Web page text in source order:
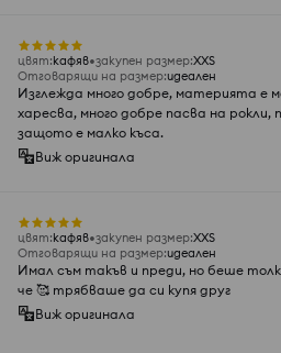
цвят:кaфяв закупен размер:XXS
Отговарящи на размер:идеален
Изглежда много добре, материята е
харесва, много добре пасва на рокли,
защото е малко къса.
Виж оригинала
цвят:кaфяв закупен размер:XXS
Отговарящи на размер:идеален
Имал съм такъв и преди, но беше
че 🥰 трябваше да си купя друг
Виж оригинала